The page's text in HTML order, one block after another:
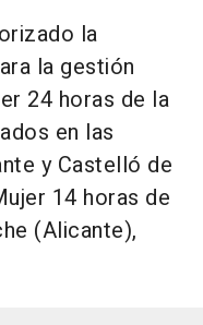
la
la gestión
24 horas de la
en las
y Castelló de
14 horas de
(Alicante),